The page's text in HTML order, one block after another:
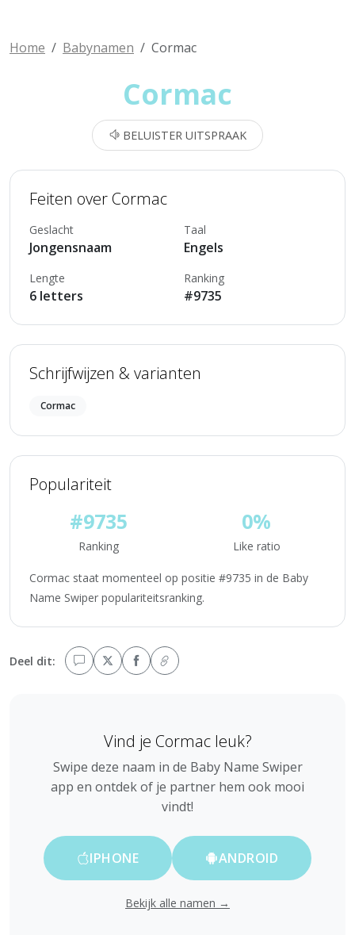
Home Babynamen Cormac
Cormac
BELUISTER UITSPRAAK
Feiten over Cormac
Geslacht
Jongensnaam
Taal
Engels
Lengte
6 letters
Ranking
#9735
Schrijfwijzen & varianten
Cormac
Populariteit
#9735
Ranking
0%
Like ratio
Cormac staat momenteel op positie #9735 in de Baby
Name Swiper populariteitsranking.
Deel dit:
Vind je Cormac leuk?
Swipe deze naam in de Baby Name Swiper
app en ontdek of je partner hem ook mooi
vindt!
IPHONE ANDROID
Bekijk alle namen →